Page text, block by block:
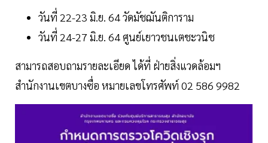
วันที่ 22-23 มิ.ย. 64 วัดมัชฌันติการาม
วันที่ 24-27 มิ.ย. 64 ศูนย์เยาวชนเตชะวนิช
สามารถสอบถามรายละเอียด ได้ที่ ฝ่ายสิ่งแวดล้อมฯ
สำนักงานเขตบางซื่อ หมายเลขโทรศัพท์ 02 586 9982